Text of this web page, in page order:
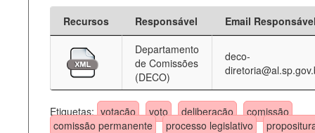
Recursos Responsável
Email
Departamento
de Comissões
(DECO)
deco-
Etiquetas: votação voto deliberação
comissão
comissão permanente
processo legislativo